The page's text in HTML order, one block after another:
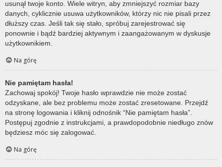
usunął twoje konto. Wiele witryn, aby zmniejszyć rozmiar bazy
danych, cyklicznie usuwa użytkowników, którzy nic nie pisali przez
dłuższy czas. Jeśli tak się stało, spróbuj zarejestrować się
ponownie i bądź bardziej aktywnym i zaangażowanym w dyskusje
użytkownikiem.
Na górę
Nie pamiętam hasła!
Zachowaj spokój! Twoje hasło wprawdzie nie może zostać
odzyskane, ale bez problemu może zostać zresetowane. Przejdź
na stronę logowania i kliknij odnośnik “Nie pamiętam hasła”.
Postępuj zgodnie z instrukcjami, a prawdopodobnie niedługo znów
będziesz móc się zalogować.
Na górę